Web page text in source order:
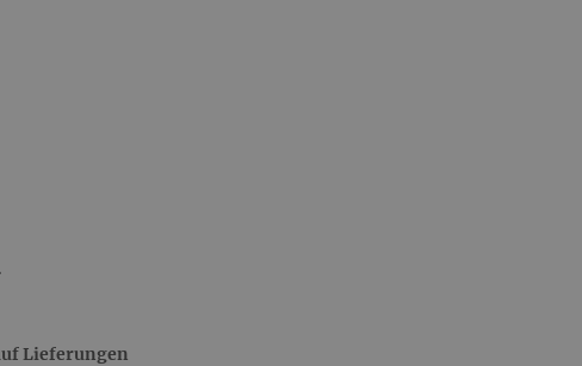
Lieferungen